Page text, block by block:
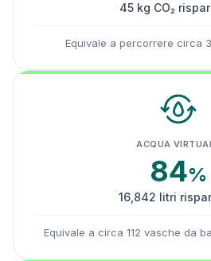
45 kg CO₂
Equivale a percorrere circa
ACQUA
84%
16,842 litri
Equivale a circa 112 vasche da